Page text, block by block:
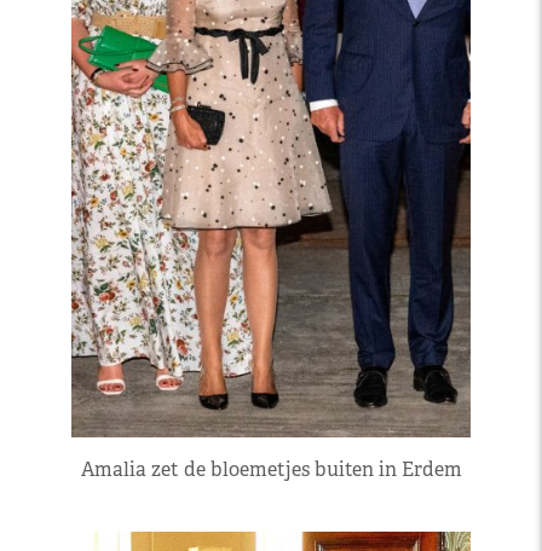
Amalia zet de bloemetjes buiten in Erdem